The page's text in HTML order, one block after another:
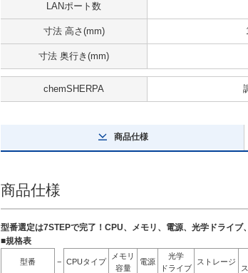
LANポート数
寸法 高さ(mm)
寸法 奥行き(mm)
chemSHERPA
商品仕様
商品仕様
型番選定は7STEPで完了！CPU、メモリ、電源、光学ドライ
■規格表
型番 − CPUタイプ
メモリ
容量
電源
光学
ドライブ
ストレージ